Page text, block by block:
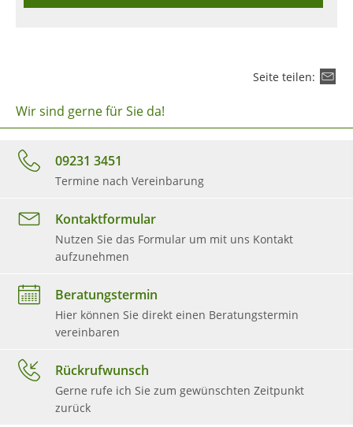
Seite teilen:
Wir sind gerne für Sie da!
09231 3451
Termine nach Vereinbarung
Kontaktformular
Nutzen Sie das Formular um mit uns Kontakt
aufzunehmen
Beratungstermin
Hier können Sie direkt einen Beratungstermin
vereinbaren
Rückrufwunsch
Gerne rufe ich Sie zum gewünschten Zeitpunkt
zurück